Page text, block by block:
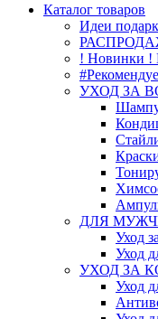
Каталог товаров
Идеи
! Новинки !
УХОД ЗА
ДЛЯ
Уход
Уход
УХОД ЗА
Уход